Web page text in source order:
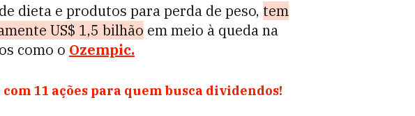
dieta e produtos para perda de peso, tem
US$ 1,5 bilhão em meio à queda na
como o Ozempic.
11 ações para quem busca dividendos!